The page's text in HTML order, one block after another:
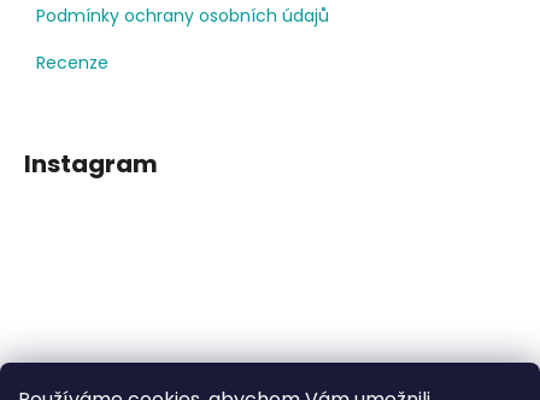
Podmínky ochrany osobních údajů
Recenze
Instagram